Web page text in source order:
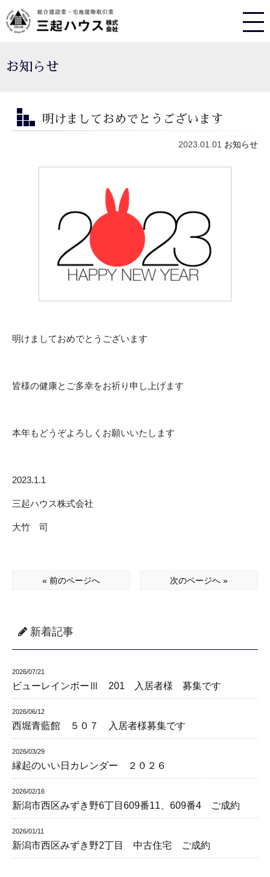
お知らせ
明けましておめでとうございます
2023.01.01 お知らせ
明けましておめでとうございます
皆様の健康とご多幸をお祈り申し上げます
本年もどうぞよろしくお願いいたします
2023.1.1
三起ハウス株式会社
大竹 司
« 前のページへ 次のページへ »
新着記事
2026/07/21
ビューレインボーⅢ 201 入居者様 募集です
2026/06/12
西堀青藍館 ５０７ 入居者様募集です
2026/03/29
縁起のいい日カレンダー ２０２６
2026/02/16
新潟市西区みずき野6丁目609番11、609番4 ご成約
2026/01/11
新潟市西区みずき野2丁目 中古住宅 ご成約